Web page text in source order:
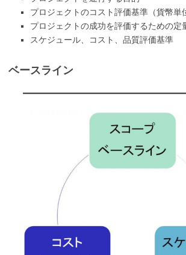
プロジェクトのコスト評価基準（貨幣単
プロジェクトの成功を評価するための定
スケジュール、コスト、品質評価基準
ベースライン